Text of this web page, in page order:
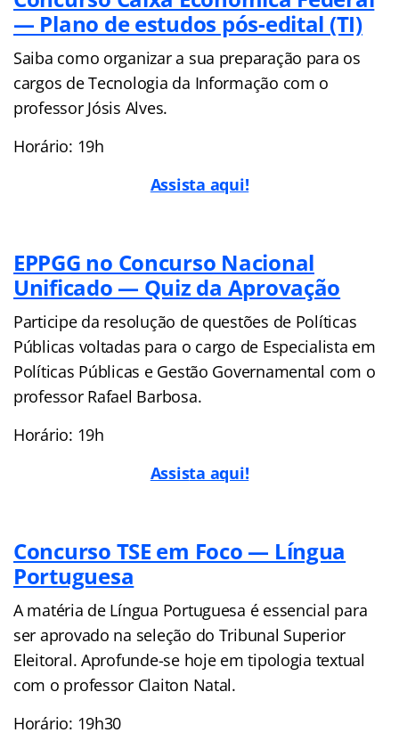
— Plano de estudos pós-edital (TI)
Saiba como organizar a sua preparação para os
cargos de Tecnologia da Informação com o
professor Jósis Alves.
Horário: 19h
Assista aqui!
EPPGG no Concurso Nacional
Unificado — Quiz da Aprovação
Participe da resolução de questões de Políticas
Públicas voltadas para o cargo de Especialista em
Políticas Públicas e Gestão Governamental com o
professor Rafael Barbosa.
Horário: 19h
Assista aqui!
Concurso TSE em Foco — Língua
Portuguesa
A matéria de Língua Portuguesa é essencial para
ser aprovado na seleção do Tribunal Superior
Eleitoral. Aprofunde-se hoje em tipologia textual
com o professor Claiton Natal.
Horário: 19h30